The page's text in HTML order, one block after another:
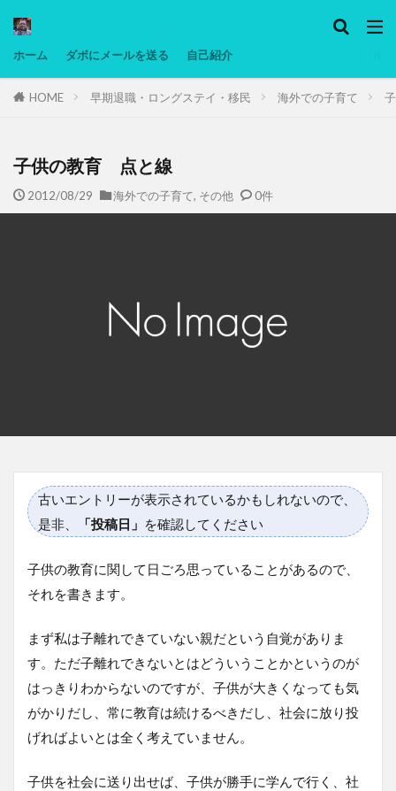
ホーム ダボにメールを送る 自己紹介
HOME 早期退職・ロングステイ・移民 海外での子育て
子供の教育 点と線
2012/08/29 海外での子育て, その他 0件
古いエントリーが表示されているかもしれないので、
是非、
「投稿日」 を確認してください
子供の教育に関して日ごろ思っていることがあるので、
それを書きます。
まず私は子離れできていない親だという自覚がありま
す。ただ子離れできないとはどういうことかというのが
はっきりわからないのですが、子供が大きくなっても気
がかりだし、常に教育は続けるべきだし、社会に放り投
げればよいとは全く考えていません。
子供を社会に送り出せば、子供が勝手に学んで行く、社
タグ
マレーシア動画
備忘録
動画 日本人村社会 脱水シート